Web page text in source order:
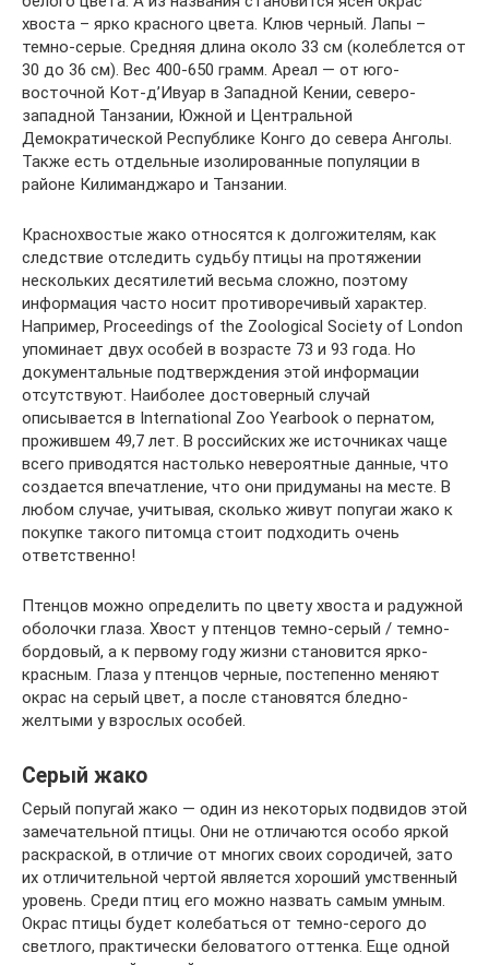
хвоста – ярко красного цвета. Клюв черный. Лапы –
темно-серые. Средняя длина около 33 см (колеблется от
30 до 36 см). Вес 400-650 грамм. Ареал — от юго-
восточной Кот-д’Ивуар в Западной Кении, северо-
западной Танзании, Южной и Центральной
Демократической Республике Конго до севера Анголы.
Также есть отдельные изолированные популяции в
районе Килиманджаро и Танзании.
Краснохвостые жако относятся к долгожителям, как
следствие отследить судьбу птицы на протяжении
нескольких десятилетий весьма сложно, поэтому
информация часто носит противоречивый характер.
Например, Proceedings of the Zoological Society of London
упоминает двух особей в возрасте 73 и 93 года. Но
документальные подтверждения этой информации
отсутствуют. Наиболее достоверный случай
описывается в International Zoo Yearbook о пернатом,
прожившем 49,7 лет. В российских же источниках чаще
всего приводятся настолько невероятные данные, что
создается впечатление, что они придуманы на месте. В
любом случае, учитывая, сколько живут попугаи жако к
покупке такого питомца стоит подходить очень
ответственно!
Птенцов можно определить по цвету хвоста и радужной
оболочки глаза. Хвост у птенцов темно-серый / темно-
бордовый, а к первому году жизни становится ярко-
красным. Глаза у птенцов черные, постепенно меняют
окрас на серый цвет, а после становятся бледно-
желтыми у взрослых особей.
Серый жако
Серый попугай жако — один из некоторых подвидов этой
замечательной птицы. Они не отличаются особо яркой
раскраской, в отличие от многих своих сородичей, зато
их отличительной чертой является хороший умственный
уровень. Среди птиц его можно назвать самым умным.
Окрас птицы будет колебаться от темно-серого до
светлого, практически беловатого оттенка. Еще одной